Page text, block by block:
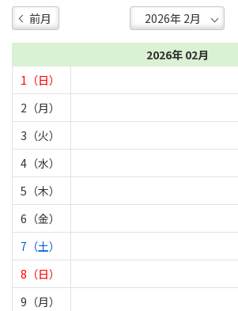
前月
2026年 02月
1（日）
2（月）
3（火）
4（水）
5（木）
6（金）
7（土）
8（日）
9（月）